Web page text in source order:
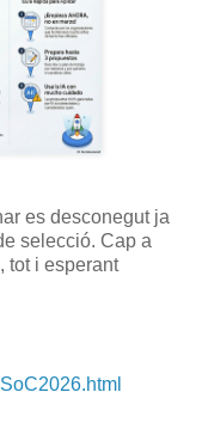
es desconegut ja
selecció. Cap a
tot i esperant